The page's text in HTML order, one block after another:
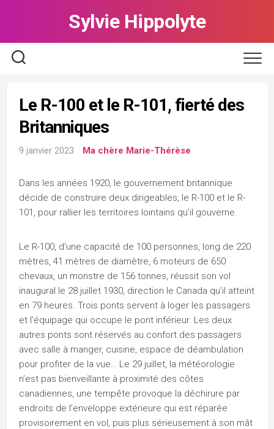
Sylvie Hippolyte
Le R-100 et le R-101, fierté des
Britanniques
9 janvier 2023 Ma chère Marie-Thérèse
Dans les années 1920, le gouvernement britannique
décide de construire deux dirigeables, le R-100 et le R-
101, pour rallier les territoires lointains qu’il gouverne.
Le R-100, d’une capacité de 100 personnes, long de 220
mètres, 41 mètres de diamètre, 6 moteurs de 650
chevaux, un monstre de 156 tonnes, réussit son vol
inaugural le 28 juillet 1930, direction le Canada qu’il atteint
en 79 heures. Trois ponts servent à loger les passagers
et l’équipage qui occupe le pont inférieur. Les deux
autres ponts sont réservés au confort des passagers
avec salle à manger, cuisine, espace de déambulation
pour profiter de la vue… Le 29 juillet, la météorologie
n’est pas bienveillante à proximité des côtes
canadiennes, une tempête provoque la déchirure par
endroits de l’enveloppe extérieure qui est réparée
provisoirement en vol, puis plus sérieusement à son mât